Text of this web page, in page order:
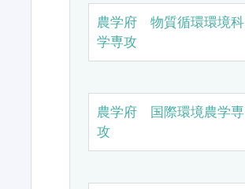
農学府 物質循環環境科
学専攻
農学府 国際環境農学専
攻